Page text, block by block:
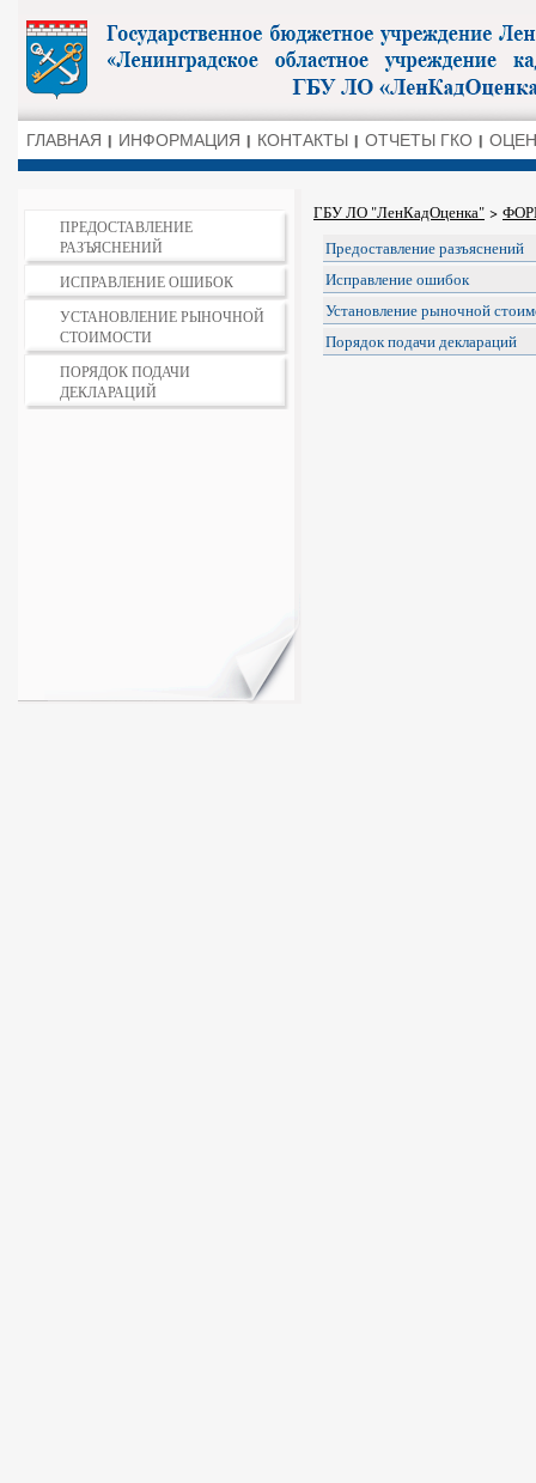
ГЛАВНАЯ ИНФОРМАЦИЯ КОНТАКТЫ ОТЧЕТЫ ГКО
ПРЕДОСТАВЛЕНИЕ
РАЗЪЯСНЕНИЙ
ИСПРАВЛЕНИЕ ОШИБОК
УСТАНОВЛЕНИЕ РЫНОЧНОЙ
СТОИМОСТИ
ПОРЯДОК ПОДАЧИ
ДЕКЛАРАЦИЙ
ГБУ ЛО "ЛенКадОценка" >
Предоставление разъяснений
Исправление ошибок
Установление рыночной
Порядок подачи деклараций